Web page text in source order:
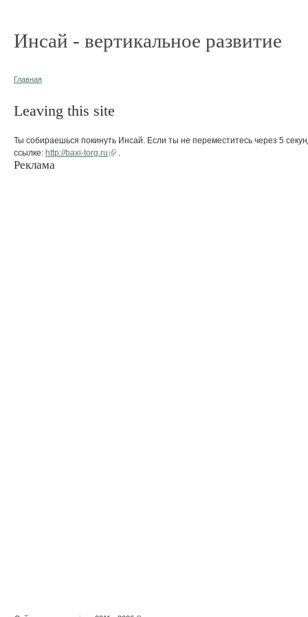
Инсай - вертикальное развитие
Главная
Leaving this site
Ты собираешься покинуть Инсай. Если ты не переместитесь через 5
ссылке: http://baxi-torg.ru
Реклама